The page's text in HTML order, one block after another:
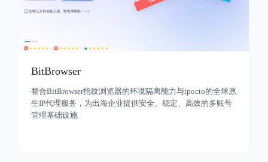
BitBrowser
整合BitBrowser指纹浏览器的环境隔离能力与ipocto的全球原
生IP代理服务，为出海企业提供安全、稳定、高效的多账号
管理基础设施